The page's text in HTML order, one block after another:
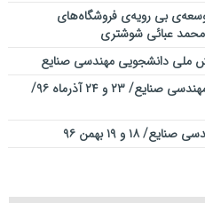
بی رویه‌ی فروشگاه‌های
محمد عبائی شوشتری
ملی دانشجویی مهندسی صنایع
پانزدهمین همایش ملی دانشجویی مهندسی صنایع/ ۲۳ و ۲۴ آذرماه ۹۶/
۱۸ و ۱۹ بهمن ۹۶